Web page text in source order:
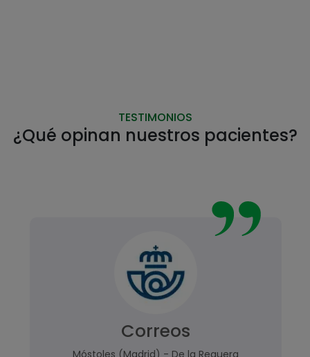
TESTIMONIOS
¿Qué opinan nuestros pacientes?
Correos